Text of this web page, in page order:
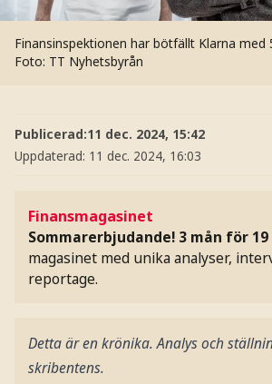
Finansinspektionen har bötfällt Klarna med
Foto: TT Nyhetsbyrån
Publicerad:11 dec. 2024, 15:42
Uppdaterad: 11 dec. 2024, 16:03
Finansmagasinet
Sommarerbjudande! 3 mån för
magasinet med unika analyser,
reportage.
Detta är en krönika. Analys och
skribentens.